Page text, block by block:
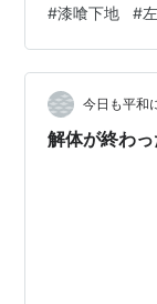
た。 実は以前
戦したことが
もって知って
やって鏝（こ
津々で見学さ
#漆喰下地 #
今日も平和
解体が終わ